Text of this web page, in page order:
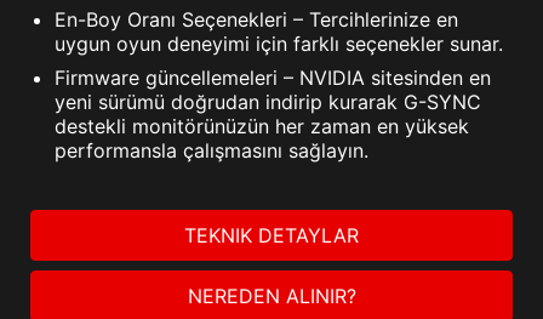
En-Boy Oranı Seçenekleri – Tercihlerinize en
uygun oyun deneyimi için farklı seçenekler sunar.
Firmware güncellemeleri – NVIDIA sitesinden en
yeni sürümü doğrudan indirip kurarak G-SYNC
destekli monitörünüzün her zaman en yüksek
performansla çalışmasını sağlayın.
TEKNIK DETAYLAR
NEREDEN ALINIR?